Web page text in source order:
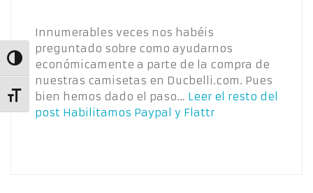
Alternar alto contraste
Alternar tamaño de letra
Innumerables veces nos habéis
preguntado sobre como ayudarnos
económicamente a parte de la compra de
nuestras camisetas en Ducbelli.com. Pues
bien hemos dado el paso… Leer el resto del
post Habilitamos Paypal y Flattr